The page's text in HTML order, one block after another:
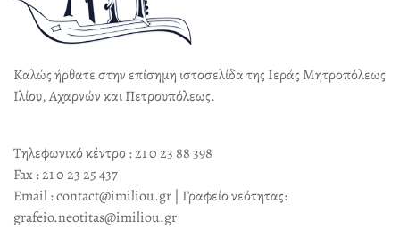
Καλώς ήρθατε στην επίσημη ιστοσελίδα της Ιεράς Μητροπόλεως
Ιλίου, Αχαρνών και Πετρουπόλεως.
Τηλεφωνικό κέντρο : 21 0 23 88 398
Fax : 21 0 23 25 437
Email : contact@imiliou.gr | Γραφείο νεότητας:
grafeio.neotitas@imiliou.gr